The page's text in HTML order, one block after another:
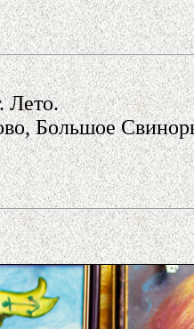
Лето.
Большое